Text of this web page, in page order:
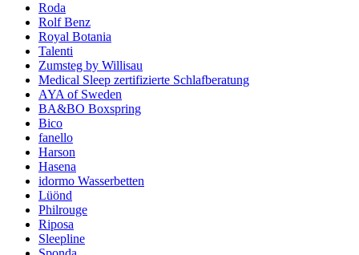
Roda
Rolf Benz
Royal Botania
Talenti
Zumsteg by Willisau
Medical Sleep zertifizierte Schlafberatung
AYA of Sweden
BA&BO Boxspring
Bico
fanello
Harson
Hasena
idormo Wasserbetten
Lüönd
Philrouge
Riposa
Sleepline